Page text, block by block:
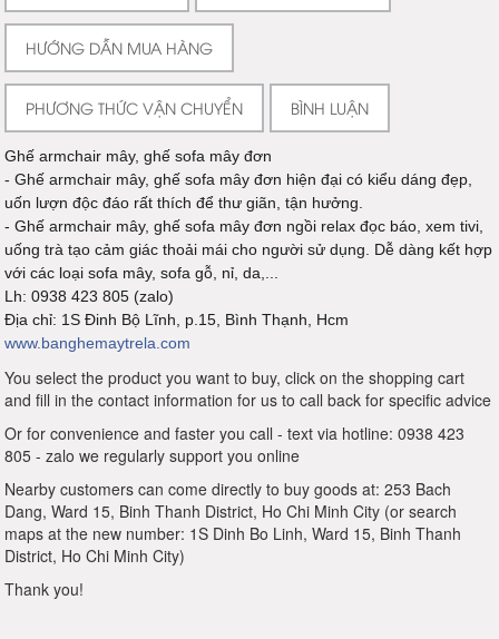
HƯỚNG DẪN MUA HÀNG
PHƯƠNG THỨC VẬN CHUYỂN BÌNH LUẬN
Ghế armchair mây, ghế sofa mây đơn
- Ghế armchair mây, ghế sofa mây đơn hiện đại có kiểu dáng đẹp,
uốn lượn độc đáo rất thích để thư giãn, tận hưởng.
- Ghế armchair mây, ghế sofa mây đơn ngồi relax đọc báo, xem tivi,
uống trà tạo cảm giác thoải mái cho người sử dụng. Dễ dàng kết hợp
với các loại sofa mây, sofa gỗ, nỉ, da,...
Lh: 0938 423 805 (zalo)
Địa chỉ: 1S Đinh Bộ Lĩnh, p.15, Bình Thạnh, Hcm
www.banghemaytrela.com
You select the product you want to buy, click on the shopping cart
and fill in the contact information for us to call back for specific advice
Or for convenience and faster you call - text via hotline: 0938 423
805 - zalo we regularly support you online
Nearby customers can come directly to buy goods at: 253 Bach
Dang, Ward 15, Binh Thanh District, Ho Chi Minh City (or search
maps at the new number: 1S Dinh Bo Linh, Ward 15, Binh Thanh
District, Ho Chi Minh City)
Thank you!